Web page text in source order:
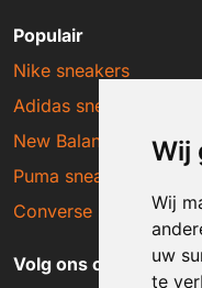
Wij
Wij
uw
te
Populair
Nike sneakers
Adidas sneakers
New Balance sneakers
Puma sneakers
Converse sneakers
Volg ons op social